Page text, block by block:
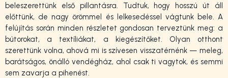
beleszerettünk első pillantásra. Tudtuk, hogy hosszú út áll
előttünk, de nagy örömmel és lelkesedéssel vágtunk bele. A
felújítás során minden részletet gondosan terveztünk meg: a
bútorokat, a textíliákat, a kiegészítőket. Olyan otthont
szerettünk volna, ahová mi is szívesen visszatérnénk — meleg,
barátságos, önálló vendégház, ahol csak ti vagytok, és semmi
sem zavarja a pihenést.